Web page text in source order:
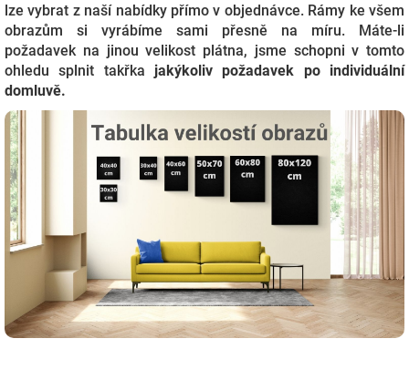
lze vybrat z naší nabídky přímo v objednávce. Rámy ke všem
obrazům si vyrábíme sami přesně na míru. Máte-li
požadavek na jinou velikost plátna, jsme schopni v tomto
ohledu splnit takřka jakýkoliv požadavek po individuální
domluvě.